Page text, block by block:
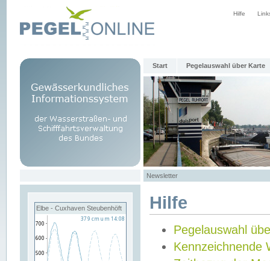
Hilfe
Start Pegelauswahl über Karte
Newsletter
Elbe - Cuxhaven Steubenhöft Hilfe
Pegelauswahl
Kennzeichnende